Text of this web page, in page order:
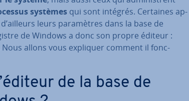
systèmes qui sont intégrés. Certaines ap­
leurs pa­ra­mètres dans la base de
de Windows a donc son propre éditeur :
Nous allons vous expliquer comment il fonc­
de la base de